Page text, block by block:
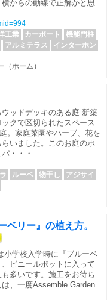
からの動線で正解かと思
工業 カーポート
機能門柱
アルミテラス
インターホン
ホーム）
ッドデッキのある庭 新築
クで区切られたスペース
。家庭菜園やハーブ、花を
いました。このお庭のポ
・・・
ルーベ 物干し
アジサイ
ベリー』の植え方。
小学校入学時に『ブルーベ
ビニールポットに入って
多いです。施工をお待ち
、一度Assemble Garden